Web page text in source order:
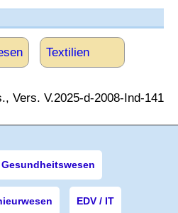
Textilien
Vers. V.2025-d-2008-Ind-141
EDV / IT